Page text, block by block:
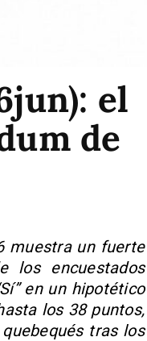
el
de
muestra un fuerte
los encuestados
en un hipotético
los 38 puntos,
tras los